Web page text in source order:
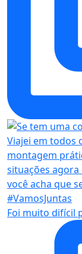
Foi muito difícil